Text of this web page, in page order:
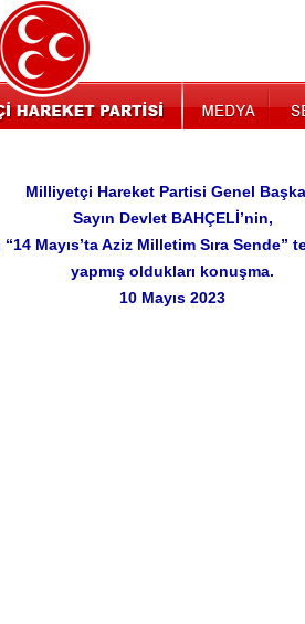
Milliyetçi Hareket Partisi Genel
Sayın Devlet BAHÇELİ’nin,
Mayıs’ta Aziz Milletim Sıra Sende”
yapmış oldukları konuşma.
10 Mayıs 2023